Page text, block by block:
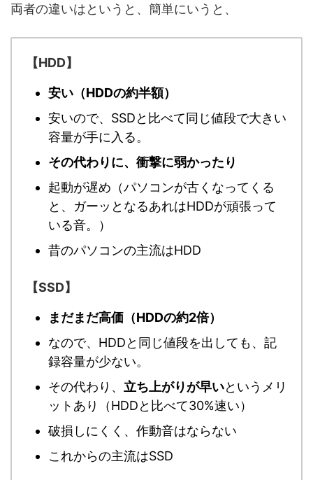
両者の違いはというと、簡単にいうと、
【HDD】
安い（HDDの約半額）
安いので、SSDと比べて同じ値段で大きい
容量が手に入る。
その代わりに、衝撃に弱かったり
起動が遅め（パソコンが古くなってくる
と、ガーッとなるあれはHDDが頑張って
いる音。）
昔のパソコンの主流はHDD
【SSD】
まだまだ高価（HDDの約2倍）
なので、HDDと同じ値段を出しても、記
録容量が少ない。
その代わり、 立ち上がりが早いというメリ
ットあり（HDDと比べて30%速い）
破損しにくく、作動音はならない
これからの主流はSSD